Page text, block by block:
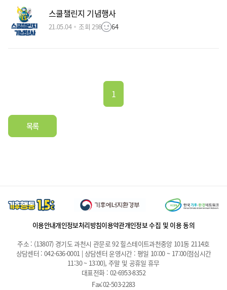
스쿨챌린지 기념행사
21.05.04 조회 298 64
1
목록
이용안내개인정보처리방침이용약관개인정보 수집 및 이용 동의
주소 : (13807) 경기도 과천시 관문로 92 힐스테이트과천중앙 101동 2114호
상담센터 : 042-636-0001 | 상담센터 운영시간 : 평일 10:00 ~ 17:00(점심시간
11:30 ~ 13:00), 주말 및 공휴일 휴무
대표전화 : 02-6953-8352
Fax:02-503-2283